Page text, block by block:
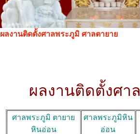
ผลงานติดตั้งศาลพระภูมิ ศาลตายาย
ผลงานติดตั้งศา
ศาลพระภูมิ ตายาย
หินอ่อน
ศาลพระภูมิหิน
อ่อน